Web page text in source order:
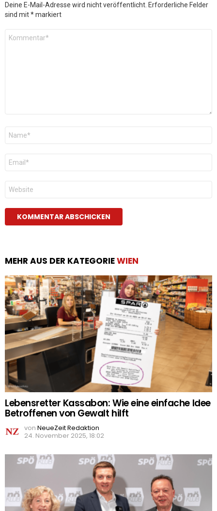
Deine E-Mail-Adresse wird nicht veröffentlicht. Erforderliche Felder
sind mit*markiert
Kommentar
Name
E-
Mail
*
Website
MEHR AUS DER KATEGORIEWIEN
Lebensretter Kassabon: Wie eine einfache Idee
Betroffenen von Gewalt hilft
von NeueZeit Redaktion
24. November 2025, 18:02